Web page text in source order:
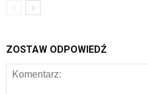
ZOSTAW ODPOWIEDŹ